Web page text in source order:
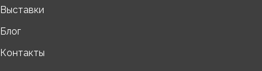
Контакты
Блог
Выставки